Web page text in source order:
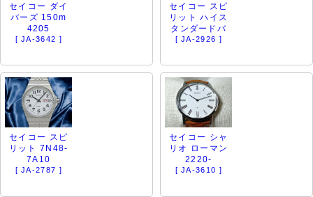
セイコー ダイ
バーズ 150m
4205
[ JA-3642 ]
セイコー スピ
リット ハイス
タンダードバ
[ JA-2926 ]
セイコー スピ
リット 7N48-
7A10
[ JA-2787 ]
セイコー シャ
リオ ローマン
2220-
[ JA-3610 ]